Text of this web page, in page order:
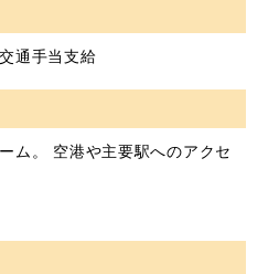
通手当支給
ム。 空港や主要駅へのアクセ